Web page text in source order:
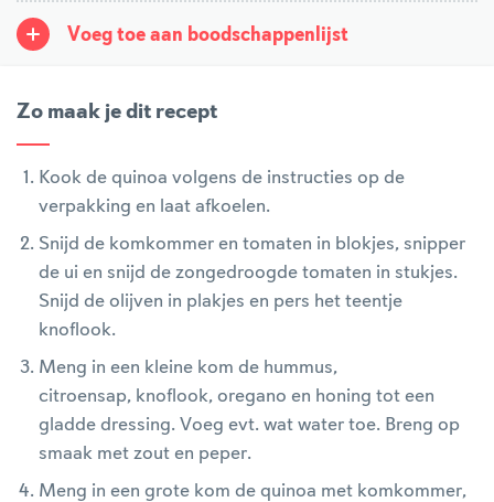
Voeg toe aan boodschappenlijst
Zo maak je dit recept
Kook de quinoa volgens de instructies op de
verpakking en laat afkoelen.
Snijd de komkommer en tomaten in blokjes, snipper
de ui en snijd de zongedroogde tomaten in stukjes.
Snijd de olijven in plakjes en pers het teentje
knoflook.
Meng in een kleine kom de hummus,
citroensap, knoflook, oregano en honing tot een
gladde dressing. Voeg evt. wat water toe. Breng op
smaak met zout en peper.
Meng in een grote kom de quinoa met komkommer,